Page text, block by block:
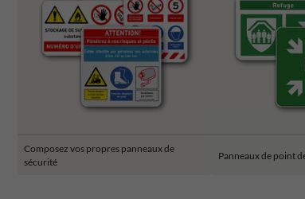
Composez vos propres panneaux de
sécurité
Panneaux de point